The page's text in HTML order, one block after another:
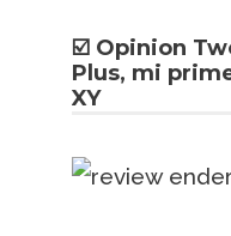
☑️ Opinion
Plus, mi
XY